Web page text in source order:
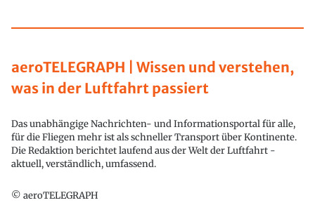
aeroTELEGRAPH | Wissen und verstehen,
was in der Luftfahrt passiert
Das unabhängige Nachrichten- und Informationsportal für alle,
für die Fliegen mehr ist als schneller Transport über Kontinente.
Die Redaktion berichtet laufend aus der Welt der Luftfahrt -
aktuell, verständlich, umfassend.
© aeroTELEGRAPH